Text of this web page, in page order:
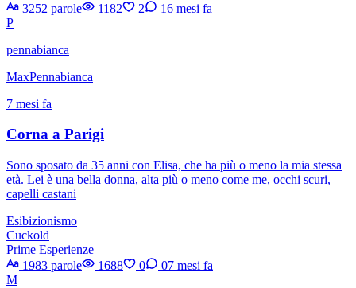
3252 parole
1182 2 16 mesi fa
P
pennabianca
MaxPennabianca
7 mesi fa
Corna a Parigi
Sono sposato da 35 anni con Elisa, che ha più o meno la mia stessa
età. Lei è una bella donna, alta più o meno come me, occhi scuri,
capelli castani
Esibizionismo
Cuckold
Prime Esperienze
1983 parole
1688 0 07 mesi fa
M